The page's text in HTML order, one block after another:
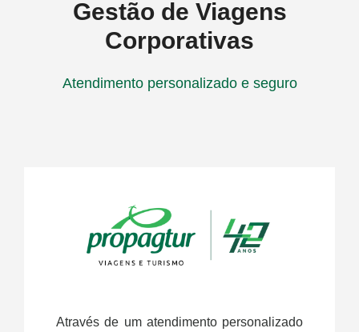
Gestão de Viagens
Corporativas
Atendimento personalizado e seguro
Através de um atendimento personalizado